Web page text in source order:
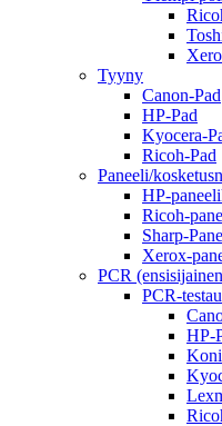
Tyyny
Canon-Pad
HP-Pad
Kyocera-
Ricoh-Pad
Paneeli/
HP-
Ricoh-
Sharp-
Xerox-
PCR
PCR-
HP-